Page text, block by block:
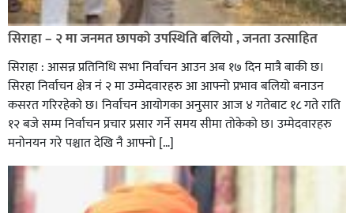
सिराहा – २ मा जनमत छापको उपस्थिति बलियो , जनता उत्साहित
सिराहा : आसन्न प्रतिनिधि सभा निर्वाचन आउन अब १७ दिन मात्रै बाकी छ।
सिरहा निर्वाचन क्षेत्र नं २ मा उम्मेदवारहरु आ आफ्नो प्रभाव बलियो बनाउन
कसरत गरिरहेको छ। निर्वाचन आयोगका अनुसार आज ४ गतेबाट १८ गते राति
१२ बजे सम्म निर्वाचन प्रचार प्रसार गर्ने समय सीमा तोकेको छ। उम्मेदवारहरु
मनोनयन गरे पश्चात देखि नै आफ्नो […]